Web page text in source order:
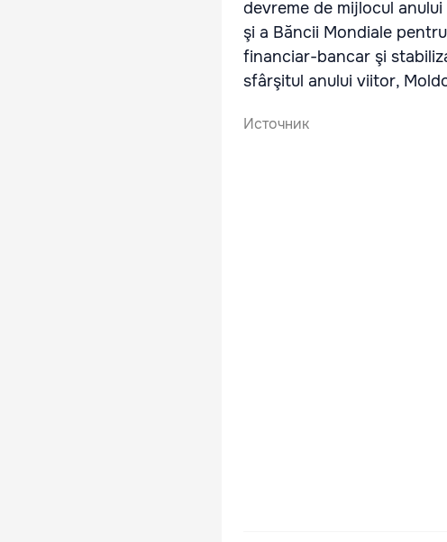
devreme de mijlocul
şi a Băncii Mondiale
financiar-bancar şi
sfârşitul anului viitor,
Источник